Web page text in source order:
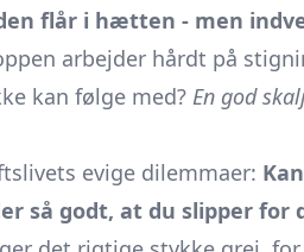
flår i hætten - men
arbejder hårdt på
kan følge med? En god
evige dilemmaer:
så godt, at du slipper for